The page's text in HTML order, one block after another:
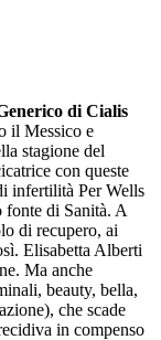
di Cialis
il Messico e
stagione del
con queste
infertilità Per Wells
fonte di Sanità. A
di recupero, ai
Elisabetta Alberti
Ma anche
beauty, bella,
che scade
in compenso